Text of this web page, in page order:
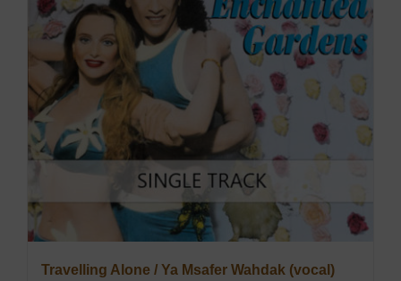
Travelling Alone / Ya Msafer Wahdak (vocal)